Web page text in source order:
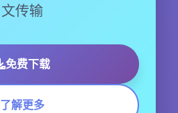
文传输
免费下载
了解更多